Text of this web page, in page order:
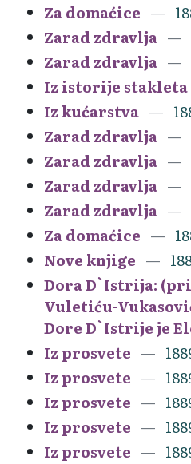
Za domaćice
Zarad zdravlja
Zarad zdravlja
Iz istorije stakleta
Iz kućarstva
Zarad zdravlja
Zarad zdravlja
Zarad zdravlja
Zarad zdravlja
Za domaćice
Nove knjige
Dora D`Istrija:
Vuletiću-
Dore D`Istrije je
Iz prosvete
Iz prosvete
Iz prosvete
Iz prosvete
Iz prosvete